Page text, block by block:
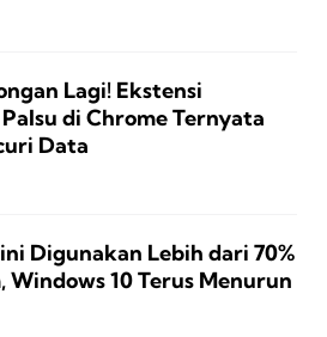
Lagi! Ekstensi
di Chrome Ternyata
Data
Digunakan Lebih dari 70%
Windows 10 Terus Menurun